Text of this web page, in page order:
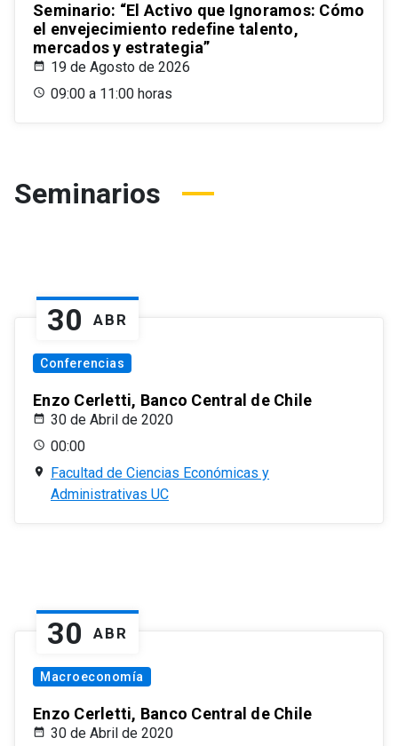
Seminario: “El Activo que Ignoramos: Cómo
el envejecimiento redefine talento,
mercados y estrategia”
19 de Agosto de 2026
09:00 a 11:00 horas
Seminarios
30 ABR
Conferencias
Enzo Cerletti, Banco Central de Chile
30 de Abril de 2020
00:00
Facultad de Ciencias Económicas y
Administrativas UC
30 ABR
Macroeconomía
Enzo Cerletti, Banco Central de Chile
30 de Abril de 2020